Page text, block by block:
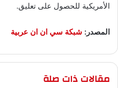
الأمريكية للحصول على تعليق.
المصدر: شبكة سي ان ان عربية
مقالات ذات صلة